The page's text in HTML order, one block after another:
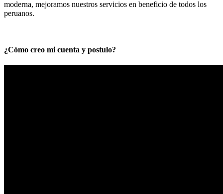
moderna, mejoramos nuestros servicios en beneficio de todos los
peruanos.
¿Cómo creo mi cuenta y postulo?